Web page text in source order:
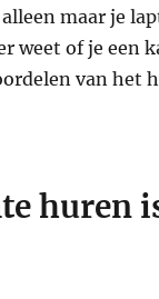
maar je
weet of je
van het
huren